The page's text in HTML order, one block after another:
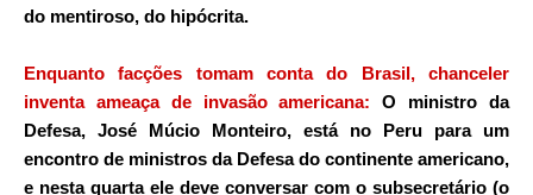
do mentiroso, do hipócrita.
Enquanto facções tomam conta do Brasil, chanceler
inventa ameaça de invasão americana:
O ministro da
Defesa, José Múcio Monteiro, está no Peru para um
encontro de ministros da Defesa do continente americano,
e nesta quarta ele deve conversar com o subsecretário (o